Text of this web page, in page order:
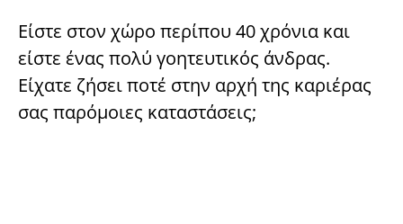
Είστε στον χώρο περίπου 40 χρόνια και
είστε ένας πολύ γοητευτικός άνδρας.
Είχατε ζήσει ποτέ στην αρχή της καριέρας
σας παρόμοιες καταστάσεις;